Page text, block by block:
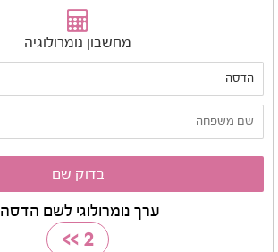
מחשבון נומרולוגיה
ערך נומרולוגי לשם הדסה
2
>>